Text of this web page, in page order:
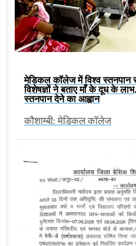
मेडिकल कॉलेज में विश्व स्तनपान
विशेषज्ञों ने बताए माँ के दूध के
स्तनपान देने का आह्वान
कौशाम्बी: मेडिकल कॉलेज